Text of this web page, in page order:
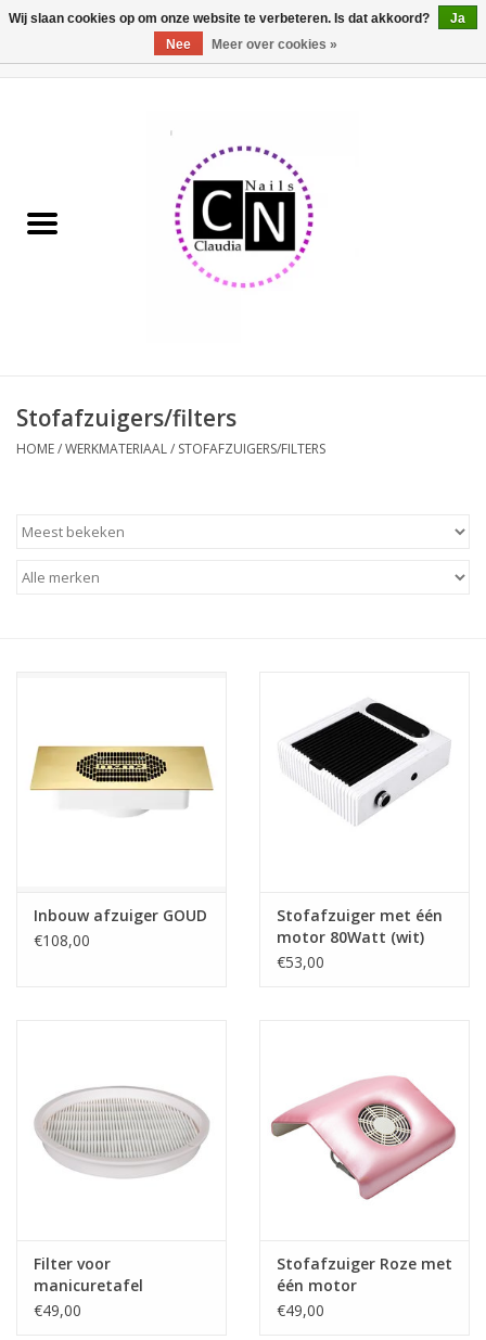
Pedicure producten
Acrylpoeder
Apparatuur
Startpakketten
Biab gel/Build It gel
Nail Mist
Handcrème
Stofafzuigers/filters
HOME/WERKMATERIAAL/ STOFAFZUIGERS/FILTERS
Inbouw afzuiger GOUD
€108,00
Stofafzuiger met één
motor 80Watt (wit)
€53,00
Filter voor
manicuretafel
€49,00
Stofafzuiger Roze met
één motor
€49,00
Wij slaan cookies op om onze website te verbeteren. Is dat akkoord?
Ja
Nee
Meer over cookies »